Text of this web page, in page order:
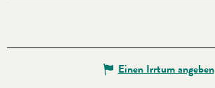
Einen Irrtum angeben